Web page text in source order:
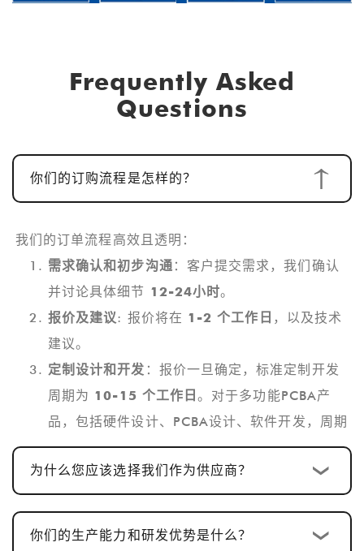
Frequently Asked
Questions
你们的订购流程是怎样的？
我们的订单流程高效且透明：
需求确认和初步沟通 ：客户提交需求，我们确认
并讨论具体细节 12-24小时。
报价及建议: 报价将在 1-2 个工作日 ，以及技术
建议。
定制设计和开发 ：报价一旦确定，标准定制开发
周期为 10-15 个工作日。对于多功能PCBA产
品，包括硬件设计、PCBA设计、软件开发，周期
通常为25-30天。
样品确认及修改：我们提供样品供客户确认。样
品批准通常需要5-7 个工作日，并根据反馈进行
调整。
为什么您应该选择我们作为供应商？
你们的生产能力和研发优势是什么？